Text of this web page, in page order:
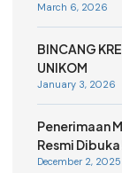
March 6, 2026
BINCANG
UNIKOM
January 3, 2026
Penerimaan
Resmi
December 2, 2025